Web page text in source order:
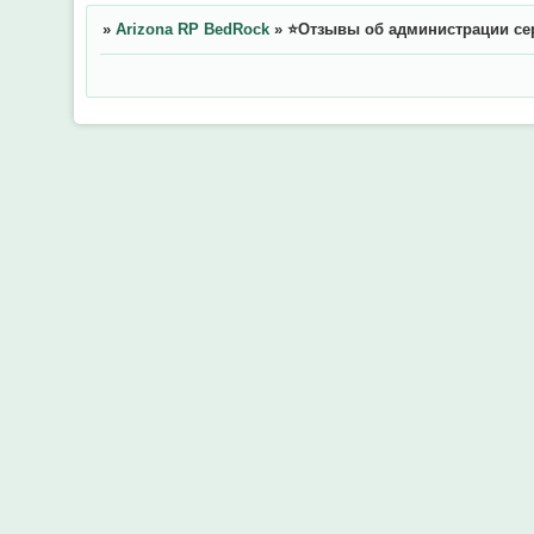
» Arizona RP BedRock » ⭐Отзывы об администрации